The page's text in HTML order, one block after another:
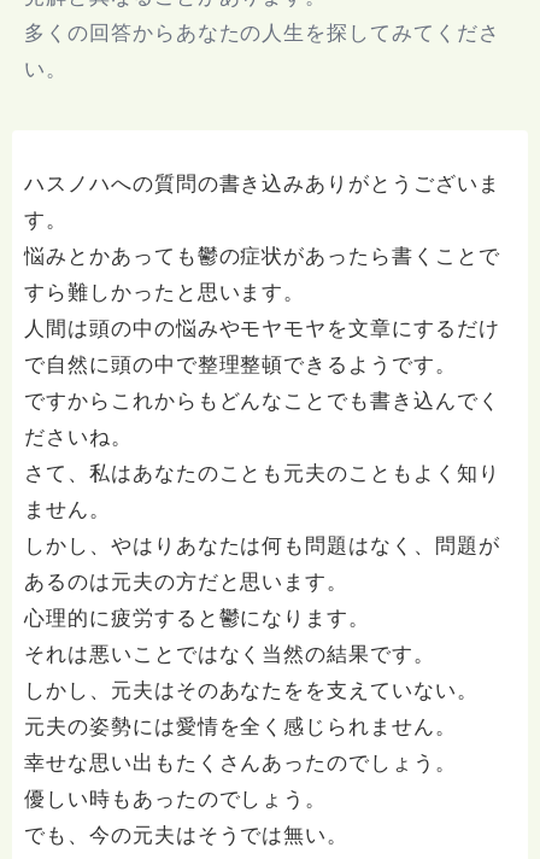
多くの回答からあなたの人生を探してみてくださ
い。
ハスノハへの質問の書き込みありがとうございま
す。
悩みとかあっても鬱の症状があったら書くことで
すら難しかったと思います。
人間は頭の中の悩みやモヤモヤを文章にするだけ
で自然に頭の中で整理整頓できるようです。
ですからこれからもどんなことでも書き込んでく
ださいね。
さて、私はあなたのことも元夫のこともよく知り
ません。
しかし、やはりあなたは何も問題はなく、問題が
あるのは元夫の方だと思います。
心理的に疲労すると鬱になります。
それは悪いことではなく当然の結果です。
しかし、元夫はそのあなたをを支えていない。
元夫の姿勢には愛情を全く感じられません。
幸せな思い出もたくさんあったのでしょう。
優しい時もあったのでしょう。
でも、今の元夫はそうでは無い。